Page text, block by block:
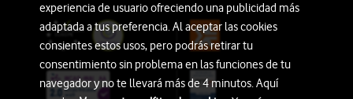
experiencia de usuario ofreciendo una publicidad más
adaptada a tus preferencia. Al aceptar las cookies
consientes estos usos, pero podrás retirar tu
consentimiento sin problema en las funciones de tu
navegador y no te llevará más de 4 minutos. Aquí